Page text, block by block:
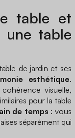
table et
une table
de jardin et ses
esthétique.
visuelle,
pour la table
de temps : vous
séparément qui